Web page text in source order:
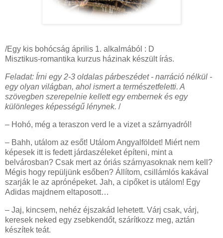
/Egy kis bohócság április 1. alkalmából : D
Misztikus-romantika kurzus házinak készült írás.
Feladat: Írni egy 2-3 oldalas párbeszédet - narráció nélkül -
egy olyan világban, ahol ismert a természetfeletti. A
szövegben szerepelnie kellett egy embernek és egy
különleges képességű lénynek. /
– Hohó, még a teraszon verd le a vizet a szárnyadról!
– Bahh, utálom az esőt! Utálom Angyalföldet! Miért nem
képesek itt is fedett járdaszéleket építeni, mint a
belvárosban? Csak mert az óriás szárnyasoknak nem kell?
Mégis hogy repüljünk esőben? Állítom, csillámlós kakával
szarják le az aprónépeket. Jah, a cipőket is utálom! Egy
Adidas majdnem eltaposott…
– Jaj, kincsem, nehéz éjszakád lehetett. Várj csak, várj,
keresek neked egy zsebkendőt, szárítkozz meg, aztán
készítek teát.